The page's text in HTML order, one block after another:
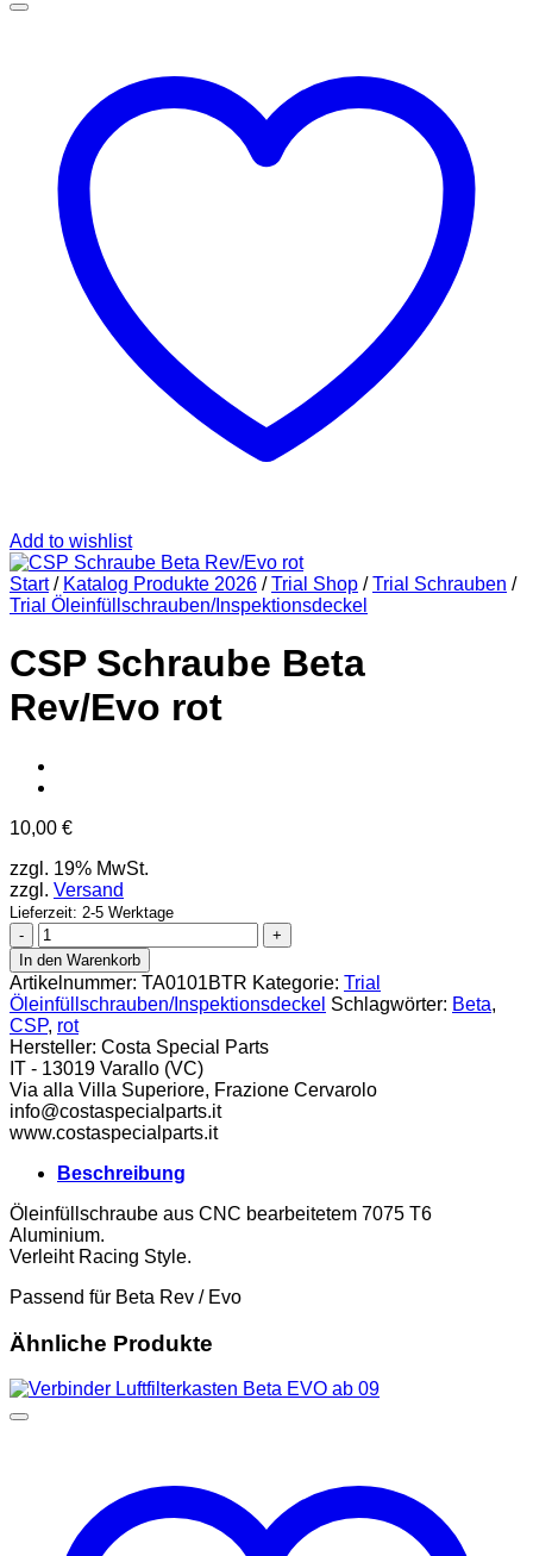
Add to wishlist
Start / Katalog Produkte 2026 / Trial Shop / Trial Schrauben /
Trial Öleinfüllschrauben/Inspektionsdeckel
CSP Schraube Beta
Rev/Evo rot
10,00 €
zzgl. 19% MwSt.
zzgl. Versand
Lieferzeit: 2-5 Werktage
CSP
Schraube
Beta
Rev/Evo
rot
Menge
In den Warenkorb
Artikelnummer: TA0101BTR Kategorie: Trial
Öleinfüllschrauben/Inspektionsdeckel Schlagwörter: Beta,
CSP, rot
Hersteller: Costa Special Parts
IT - 13019 Varallo (VC)
Via alla Villa Superiore, Frazione Cervarolo
info@costaspecialparts.it
www.costaspecialparts.it
Beschreibung
Öleinfüllschraube aus CNC bearbeitetem 7075 T6
Aluminium.
Verleiht Racing Style.
Passend für Beta Rev / Evo
Ähnliche Produkte